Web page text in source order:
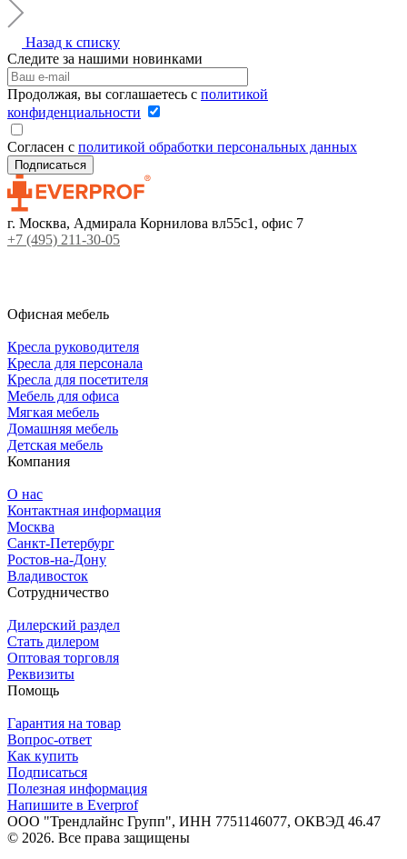
Назад к списку
Следите за нашими новинками
Продолжая, вы соглашаетесь с политикой
конфиденциальности
Согласен с политикой обработки персональных данных
г. Москва, Адмирала Корнилова вл55с1, офис 7
+7 (495) 211-30-05
Офисная мебель
Кресла руководителя
Кресла для персонала
Кресла для посетителя
Мебель для офиса
Мягкая мебель
Домашняя мебель
Детская мебель
Компания
О нас
Контактная информация
Москва
Санкт-Петербург
Ростов-на-Дону
Владивосток
Сотрудничество
Дилерский раздел
Стать дилером
Оптовая торговля
Реквизиты
Помощь
Гарантия на товар
Вопрос-ответ
Как купить
Подписаться
Полезная информация
Напишите в Everprof
ООО "Трендлайнс Групп", ИНН 7751146077, ОКВЭД 46.47
© 2026. Все права защищены